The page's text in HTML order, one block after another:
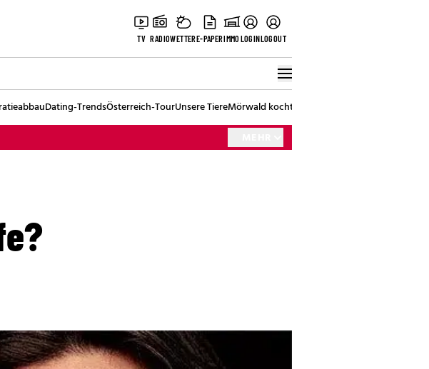
TV RADIOWETTERE-PAPERIMMOLOGINLOGOUT
Dating-TrendsÖsterreich-TourUnsere TiereMörwald kocht